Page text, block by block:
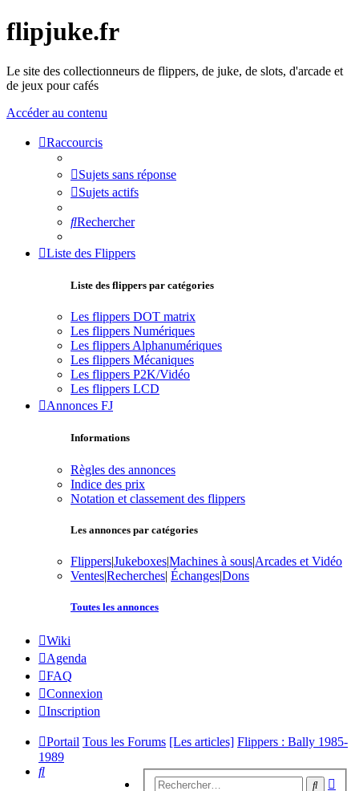
flipjuke.fr
Le site des collectionneurs de flippers, de juke, de slots, d'arcade et
de jeux pour cafés
Accéder au contenu
Raccourcis
Sujets sans réponse
Sujets actifs
Rechercher
Liste des Flippers
Liste des flippers par catégories
Les flippers DOT matrix
Les flippers Numériques
Les flippers Alphanumériques
Les flippers Mécaniques
Les flippers P2K/Vidéo
Les flippers LCD
Annonces FJ
Informations
Règles des annonces
Indice des prix
Notation et classement des flippers
Les annonces par catégories
Flippers|Jukeboxes|Machines à sous|Arcades et Vidéo
Ventes|Recherches| Échanges|Dons
Toutes les annonces
Wiki
Agenda
FAQ
Connexion
Inscription
Portail Tous les Forums [Les articles] Flippers : Bally 1985-
1989
Rechercher